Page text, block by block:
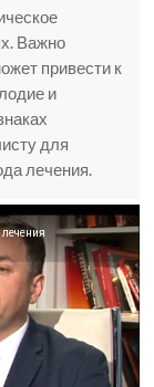
Важно
привести к
и
для
лечения.